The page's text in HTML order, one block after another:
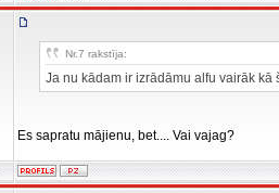
Nr.7 rakstīja:
Ja nu kādam ir izrādāmu alfu vairāk
Es sapratu mājienu, bet.... Vai vajag?